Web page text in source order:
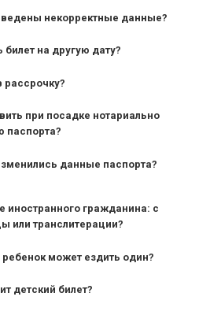
некорректные данные?
на другую дату?
рассрочку?
при посадке нотариально
паспорта?
данные паспорта?
иностранного гражданина: с
или транслитерации?
ребенок может ездить один?
детский билет?